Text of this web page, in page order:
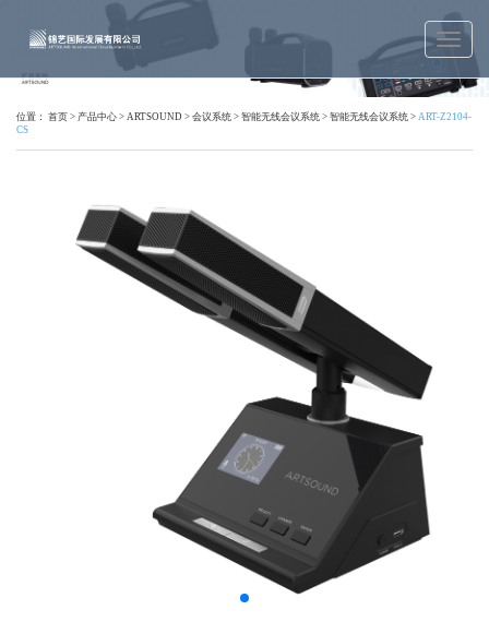
位置： 首页 > 产品中心 > ARTSOUND > 会议系统 > 智能无线会议系统 > 智能无线会议系统 > ART-Z2104-
CS